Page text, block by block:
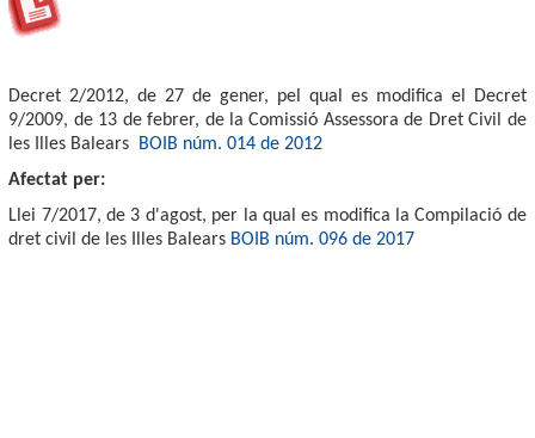
Decret 2/2012, de 27 de gener, pel qual es modifica el Decret
9/2009, de 13 de febrer, de la Comissió Assessora de Dret Civil de
les Illes Balears BOIB núm. 014 de 2012
Afectat per:
Llei 7/2017, de 3 d'agost, per la qual es modifica la Compilació de
dret civil de les Illes Balears BOIB núm. 096 de 2017